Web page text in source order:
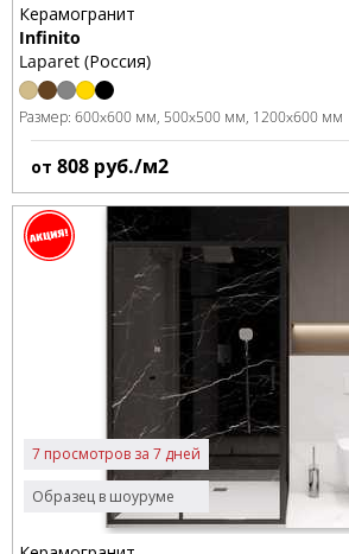
Керамогранит
Infinito
Laparet (Россия)
Размер: 600x600 мм 500x500 мм 1200x600 мм
от 808 руб./м2
Образец в шоуруме
7 просмотров за 7 дней